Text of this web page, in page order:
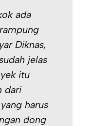
ada
Diknas,
jelas
itu
dari
harus
dong